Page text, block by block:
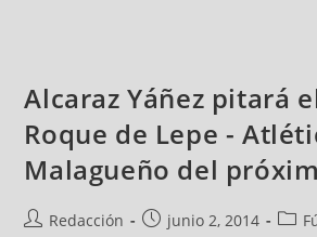
Alcaraz Yáñez pitará
Roque de Lepe -
Malagueño del
Redacción junio 2, 2014